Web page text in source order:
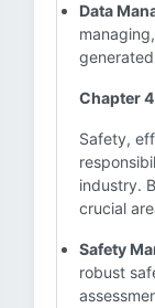
Data
Chapter
Safety,
industry.
crucial
Safety
robust